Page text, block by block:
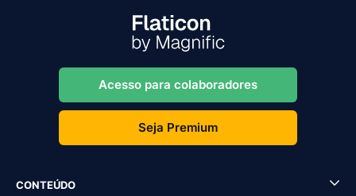
Acesso para colaboradores
Seja Premium
CONTEÚDO